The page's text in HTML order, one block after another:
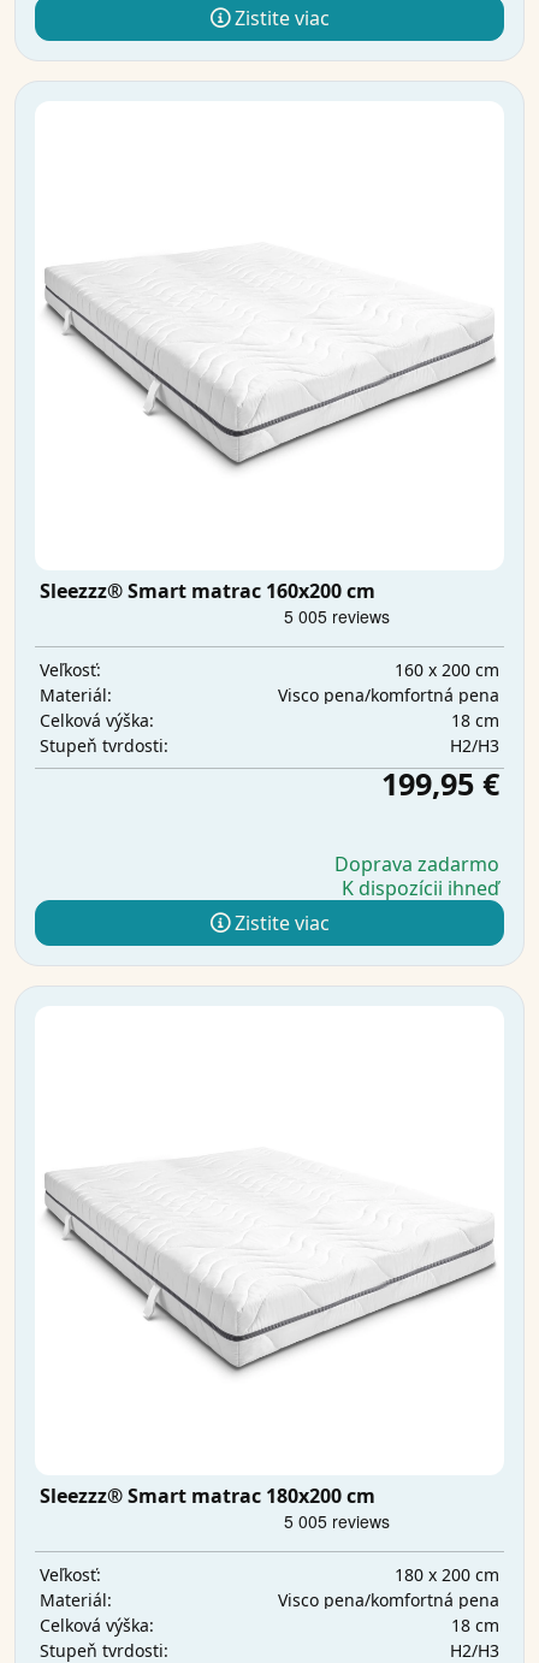
Zistite viac
Sleezzz® Smart matrac 160x200 cm
Veľkosť:
160 x 200 cm
Materiál:
Visco pena/komfortná pena
Celková výška:
18 cm
Stupeň tvrdosti:
H2/H3
199,95 €
Doprava zadarmo
K dispozícii ihneď
Zistite viac
Sleezzz® Smart matrac 180x200 cm
Veľkosť:
180 x 200 cm
Materiál:
Visco pena/komfortná pena
Celková výška:
18 cm
Stupeň tvrdosti:
H2/H3